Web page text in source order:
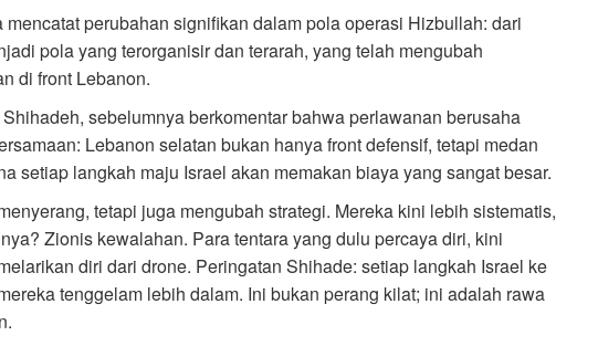
perubahan signifikan dalam pola operasi Hizbullah: dari
pola yang terorganisir dan terarah, yang telah mengubah
di front Lebanon.
sebelumnya berkomentar bahwa perlawanan berusaha
Lebanon selatan bukan hanya front defensif, tetapi medan
setiap langkah maju Israel akan memakan biaya yang sangat besar.
tetapi juga mengubah strategi. Mereka kini lebih sistematis,
Zionis kewalahan. Para tentara yang dulu percaya diri, kini
diri dari drone. Peringatan Shihade: setiap langkah Israel ke
tenggelam lebih dalam. Ini bukan perang kilat; ini adalah rawa